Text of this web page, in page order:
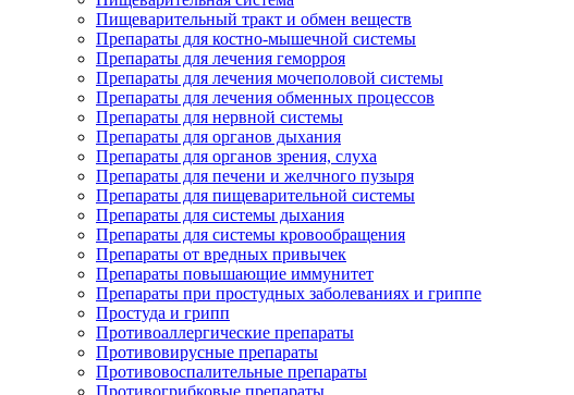
Пищеварительный тракт и обмен веществ
Препараты для костно-мышечной системы
Препараты для лечения геморроя
Препараты для лечения мочеполовой системы
Препараты для лечения обменных процессов
Препараты для нервной системы
Препараты для органов дыхания
Препараты для органов зрения, слуха
Препараты для печени и желчного пузыря
Препараты для пищеварительной системы
Препараты для системы дыхания
Препараты для системы кровообращения
Препараты от вредных привычек
Препараты повышающие иммунитет
Препараты при простудных заболеваниях и гриппе
Простуда и грипп
Противоаллергические препараты
Противовирусные препараты
Противовоспалительные препараты
Противогрибковые препараты